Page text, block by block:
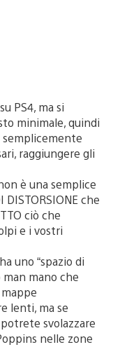
PS4, ma si
minimale, quindi
raggiungere gli
è una semplice
che
ciò che
e i vostri
uno “spazio di
man mano che
lenti, ma se
svolazzare
nelle zone